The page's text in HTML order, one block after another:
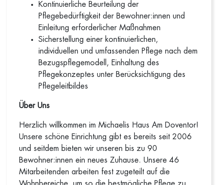
Kontinuierliche Beurteilung der
Pflegebedürftigkeit der Bewohner:innen und
Einleitung erforderlicher Maßnahmen
Sicherstellung einer kontinuierlichen,
individuellen und umfassenden Pflege nach dem
Bezugspflegemodell, Einhaltung des
Pflegekonzeptes unter Berücksichtigung des
Pflegeleitbildes
Über Uns
Herzlich willkommen im Michaelis Haus Am Doventor!
Unsere schöne Einrichtung gibt es bereits seit 2006
und seitdem bieten wir unseren bis zu 90
Bewohner:innen ein neues Zuhause. Unsere 46
Mitarbeitenden arbeiten fest zugeteilt auf die